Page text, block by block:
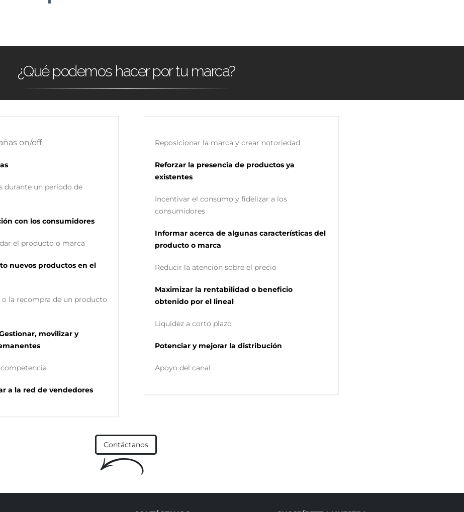
¿Qué podemos hacer por tu marca?
on/off
durante un período de
con los consumidores
el producto o marca
nuevos productos en el
o la recompra de un producto
movilizar y
a la red de vendedores
Reposicionar la marca y crear notoriedad
Reforzar la presencia de productos ya
existentes
Incentivar el consumo y fidelizar a los
consumidores
Informar acerca de algunas características del
producto o marca
Reducir la atención sobre el precio
Maximizar la rentabilidad o beneficio
obtenido por el lineal
Liquidez a corto plazo
Potenciar y mejorar la distribución
Apoyo del canal
Contáctanos